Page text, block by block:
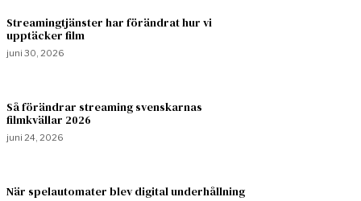
Streamingtjänster har förändrat hur vi
upptäcker film
juni 30, 2026
Så förändrar streaming svenskarnas
filmkvällar 2026
juni 24, 2026
När spelautomater blev digital underhållning